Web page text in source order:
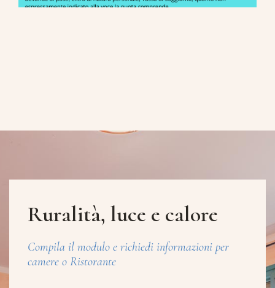
Ruralità, luce e calore
Compila il modulo e richiedi informazioni per
camere o Ristorante